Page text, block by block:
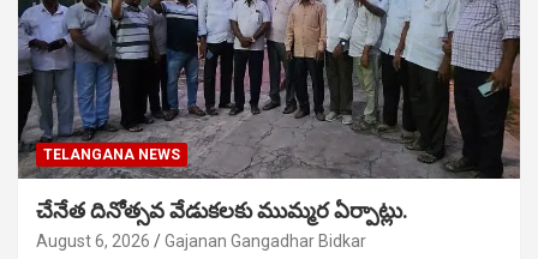
TELANGANA NEWS
చేనేత దినోత్సవ వేడుకలకు ముమ్మర ఏర్పాట్లు.
August 6, 2026 Gajanan Gangadhar Bidkar